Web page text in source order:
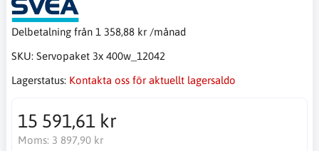
Delbetalning från 1 358,88 kr /månad
SKU: Servopaket 3x 400w_12042
Lagerstatus: Kontakta oss för aktuellt lagersaldo
15 591,61 kr
Moms: 3 897,90 kr